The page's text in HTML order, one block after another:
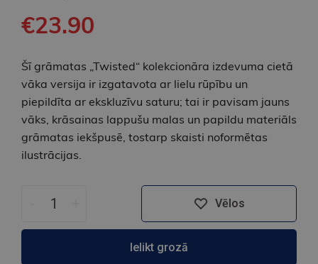
€23.90
Šī grāmatas „Twisted“ kolekcionāra izdevuma cietā
vāka versija ir izgatavota ar lielu rūpību un
piepildīta ar ekskluzīvu saturu; tai ir pavisam jauns
vāks, krāsainas lappušu malas un papildu materiāls
grāmatas iekšpusē, tostarp skaisti noformētas
ilustrācijas.
Vēlos
Ielikt grozā